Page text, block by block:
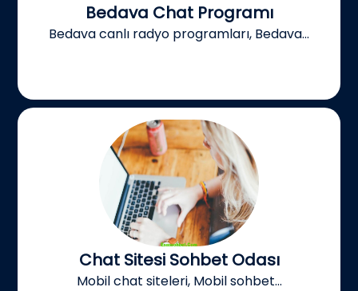
Bedava Chat Programı
Bedava canlı radyo programları, Bedava...
Chat Sitesi Sohbet Odası
Mobil chat siteleri, Mobil sohbet...